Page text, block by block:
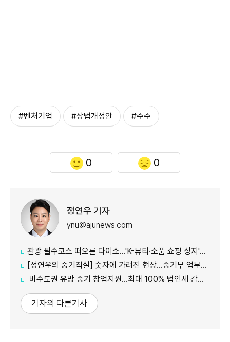
#벤처기업 #상법개정안 #주주
0 0
정연우 기자
ynu@ajunews.com
관광 필수코스 떠오른 다이소...'K-뷰티·소품 쇼핑 성지'로 등극
[정연우의 중기직설] 숫자에 가려진 현장...중기부 업무보고의 그늘
비수도권 유망 중기 창업지원...최대 100% 법인세 감면 나서
기자의 다른기사